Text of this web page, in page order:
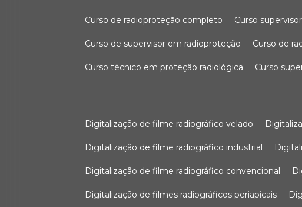
curso de radioproteção completo curso
curso de supervisor em radioproteção curso de
curso técnico em proteção radiológica curso
digitalização de filme radiográfico velado
digitalização de filme radiográfico industrial
digitalização de filme radiográfico convencional
digitalização de filmes radiográficos periapicais